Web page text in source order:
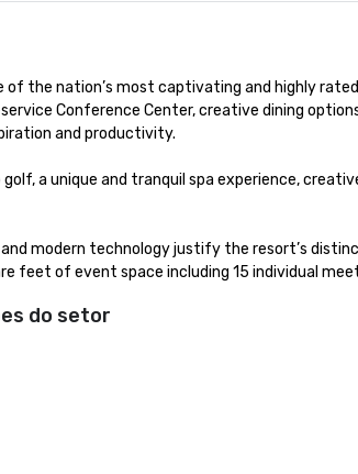
the nation’s most captivating and highly
Conference Center, creative dining
and productivity.
a unique and tranquil spa experience,
modern technology justify the resort’s
feet of event space including 15 individual
do setor